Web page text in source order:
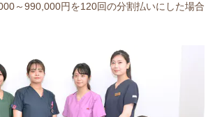
～990,000円を120回の分割払いにした場合